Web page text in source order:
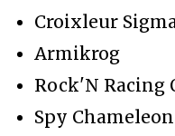
Croixleur
Armikrog
Rock'N Racing
Spy Chameleon